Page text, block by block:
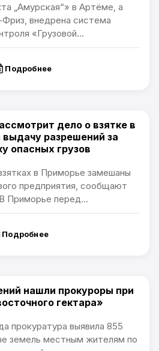
„Амурская“» в Артёме, а
внедрена система
«Грузовой...
Подробнее
края
дело о взятке в
выдачу разрешений за
опасных грузов
в Приморье замешаны
предприятия, сообщают
Приморье перед...
Подробнее
края нашли прокуроры при
гектара»
прокуратура выявила 855
земель местным жителям по